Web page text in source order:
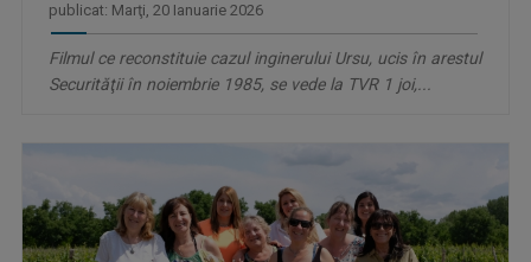
publicat: Marţi, 20 Ianuarie 2026
Filmul ce reconstituie cazul inginerului Ursu, ucis în arestul
Securităţii în noiembrie 1985, se vede la TVR 1 joi,...